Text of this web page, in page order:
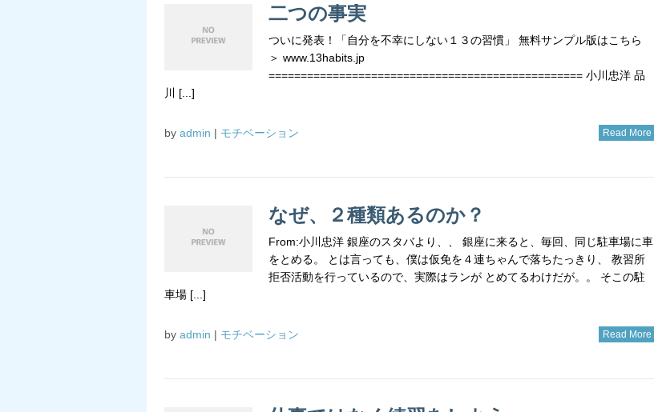
二つの事実
ついに発表！「自分を不幸にしない１３の習慣」 無料サンプル版はこちら
＞ www.13habits.jp
================================================= 小川忠洋 品
川 [...]
by admin | モチベーション Read More
なぜ、２種類あるのか？
From:小川忠洋 銀座のスタバより、、 銀座に来ると、毎回、同じ駐車場に車
をとめる。 とは言っても、僕は仮免を４連ちゃんで落ちたっきり、 教習所
拒否活動を行っているので、実際はランが とめてるわけだが。。 そこの駐
車場 [...]
by admin | モチベーション Read More